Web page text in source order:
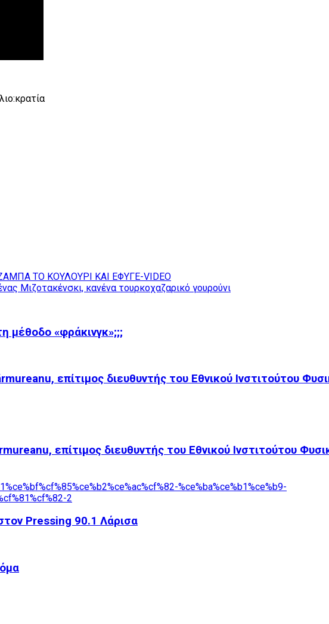
ΤΟ ΚΟΥΛΟΥΡΙ ΚΑΙ ΕΦΥΓΕ-VIDEO
Μιζοτακένσκι, κανένα τουρκοχαζαρικό γουρούνι
μέθοδο «φράκινγκ»;;;
επίτιμος διευθυντής του Εθνικού Ινστιτούτου
επίτιμος διευθυντής του Εθνικού Ινστιτούτου
Pressing 90.1 Λάρισα